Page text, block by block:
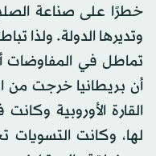
خطرًا على صناعة
وتديرها الدولة. ولذا
تماطل في المفاوضات
أن بريطانيا خرجت
القارة الأوروبية
لها، وكانت